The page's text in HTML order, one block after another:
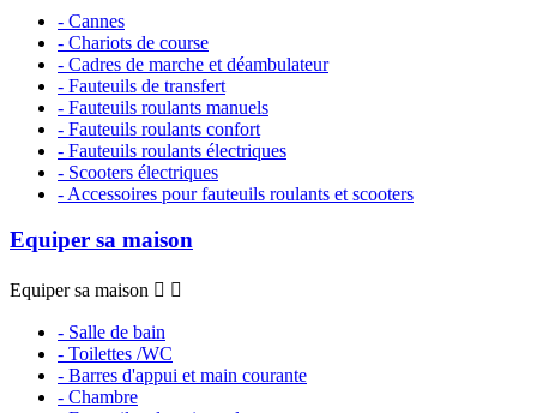
- Cannes
- Chariots de course
- Cadres de marche et déambulateur
- Fauteuils de transfert
- Fauteuils roulants manuels
- Fauteuils roulants confort
- Fauteuils roulants électriques
- Scooters électriques
- Accessoires pour fauteuils roulants et scooters
Equiper sa maison
Equiper sa maison  
- Salle de bain
- Toilettes /WC
- Barres d'appui et main courante
- Chambre